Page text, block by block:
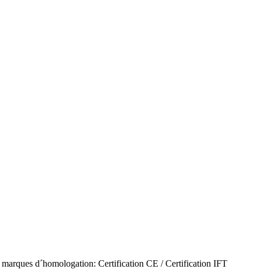
marques d´homologation: Certification CE / Certification IFT